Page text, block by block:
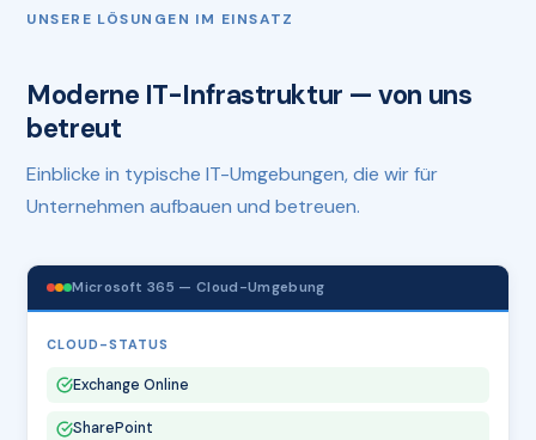
UNSERE LÖSUNGEN IM EINSATZ
Moderne IT-Infrastruktur — von uns
betreut
Einblicke in typische IT-Umgebungen, die wir für
Unternehmen aufbauen und betreuen.
Microsoft 365 — Cloud-Umgebung
CLOUD-STATUS
Exchange Online
SharePoint